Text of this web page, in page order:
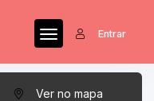
Entrar
Ver no mapa